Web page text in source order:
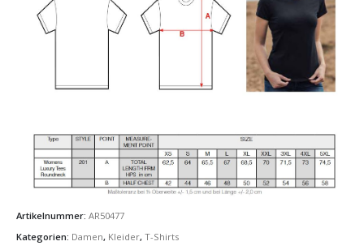
Artikelnummer: AR50477
Kategorien: Damen, Kleider, T-Shirts